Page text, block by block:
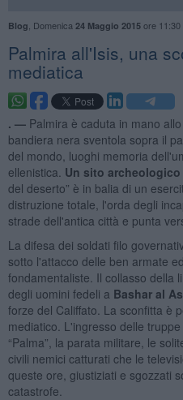
Blog Domenica 24 Maggio 2015ore 11:30
Palmira all'Isis, una
mediatica
. — Palmira è caduta in mano
bandiera nera sventola sopra il
del mondo, luoghi memoria
ellenistica. Un sito
del deserto” è in balia di un
distruzione totale, l'orda degli
strade dell'antica città e punta
La difesa dei soldati filo
sotto l'attacco delle ben armate
fondamentaliste. Il collasso della
degli uomini fedeli a Bashar al
forze del Califfato. La sconfitta è
mediatico. L'ingresso delle
“Palma”, la parata militare, le
civili nemici catturati che le
queste ore, giustiziati e sgozzati
catastrofe.